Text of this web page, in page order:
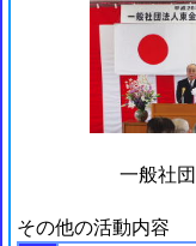
一般社
その他の活動内容